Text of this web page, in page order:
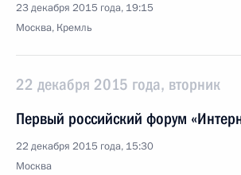
23 декабря 2015 года, 19:15
Москва, Кремль
22 декабря 2015 года, вторник
Первый российский форум
22 декабря 2015 года, 15:30
Москва